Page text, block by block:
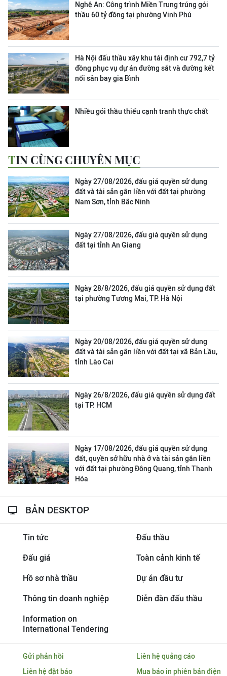
Nghệ An: Công trình Miền Trung trúng gói
thầu 60 tỷ đồng tại phường Vinh Phú
Hà Nội đấu thầu xây khu tái định cư 792,7 tỷ
đồng phục vụ dự án đường sắt và đường kết
nối sân bay gia Bình
Nhiều gói thầu thiếu cạnh tranh thực chất
TIN CÙNG CHUYÊN MỤC
Ngày 27/08/2026, đấu giá quyền sử dụng
đất và tài sản gắn liền với đất tại phường
Nam Sơn, tỉnh Bắc Ninh
Ngày 27/08/2026, đấu giá quyền sử dụng
đất tại tỉnh An Giang
Ngày 28/8/2026, đấu giá quyền sử dụng đất
tại phường Tương Mai, TP. Hà Nội
Ngày 20/08/2026, đấu giá quyền sử dụng
đất và tài sản gắn liền với đất tại xã Bản Lầu,
tỉnh Lào Cai
Ngày 26/8/2026, đấu giá quyền sử dụng đất
tại TP. HCM
Ngày 17/08/2026, đấu giá quyền sử dụng
đất, quyền sở hữu nhà ở và tài sản gắn liền
với đất tại phường Đông Quang, tỉnh Thanh
Hóa
BẢN DESKTOP
Tin tức Đấu thầu
Đấu giá Toàn cảnh kinh tế
Hồ sơ nhà thầu Dự án đầu tư
Thông tin doanh nghiệp Diễn đàn đấu thầu
Information on
International Tendering
Gửi phản hồi
Liên hệ quảng cáo
Liên hệ đặt báo
Mua báo in phiên bản điện